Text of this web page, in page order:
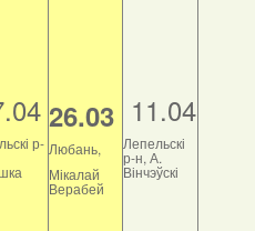
р-
26.03
Любань,
Мікалай
Верабей
11.04
Лепельскі
р-н, А.
Вінчэўскі